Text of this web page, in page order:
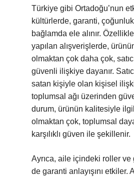
Türkiye gibi Ortadoğu’nun
kültürlerde, garanti,
bağlamda ele alınır.
yapılan alışverişlerde,
olmaktan çok daha çok,
güvenli ilişkiye dayanır.
satan kişiyle olan kişisel
toplumsal ağı üzerinden
durum, ürünün kalitesiyle
olmaktan çok, toplumsal
karşılıklı güven ile şekillenir.
Ayrıca, aile içindeki roller
de garanti anlayışını etkiler.